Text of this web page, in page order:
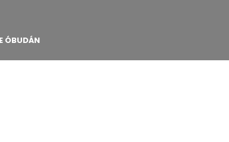
ÓBUDÁN